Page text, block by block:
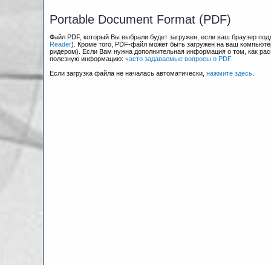
Portable Document Format (PDF)
Файл PDF, который Вы выбрали будет загружен, если ваш браузер
Reader). Кроме того, PDF-файл может быть загружен на ваш
ридером). Если Вам нужна дополнительная информация о том, как
полезную информацию:часто задаваемые вопросы о PDF.
Если загрузка файла не началась автоматически,нажмите здесь